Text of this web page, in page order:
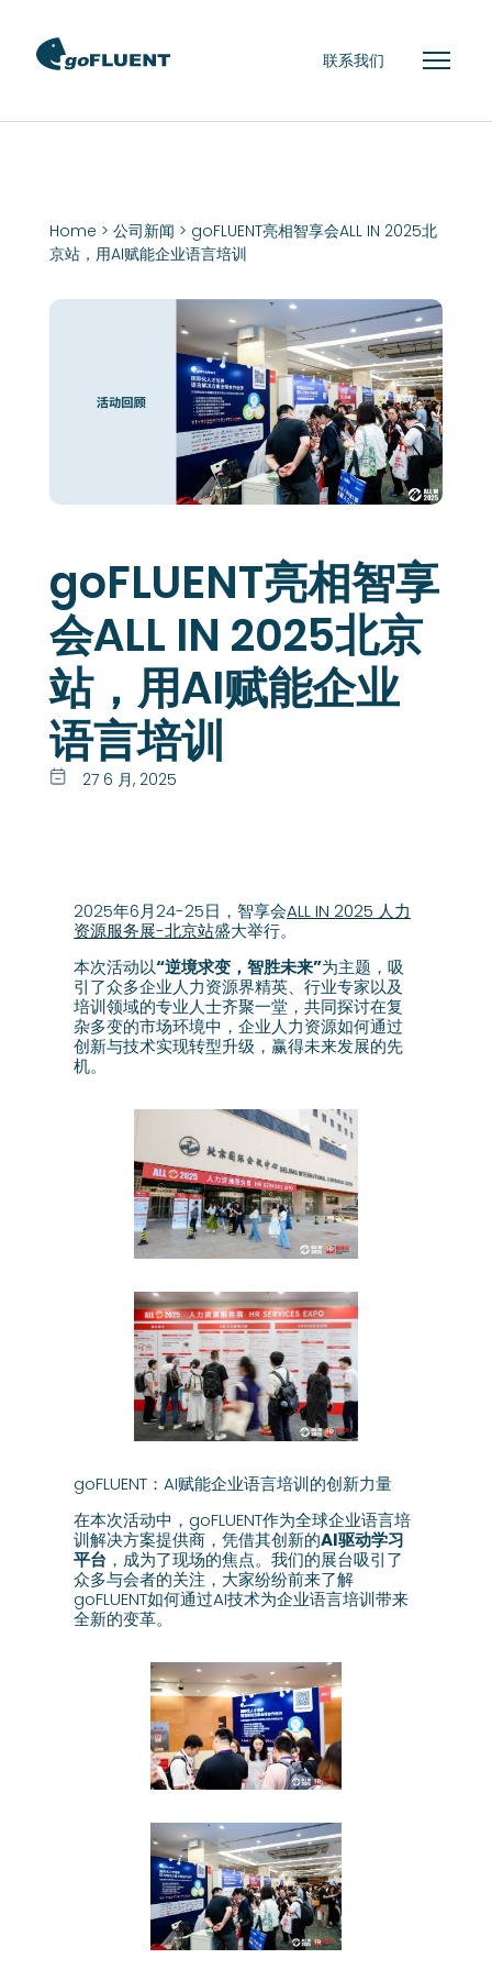
联系我们
goFLUENT亮相智享
会ALL IN 2025北京
站，用AI赋能企业
语言培训
27 6 月, 2025
Home >公司新闻 > goFLUENT亮相智享会ALL IN 2025北
京站，用AI赋能企业语言培训
2025年6月24-25日，智享会ALL IN 2025 人力
资源服务展-北京站盛大举行。
本次活动以“逆境求变，智胜未来”为主题，吸
引了众多企业人力资源界精英、行业专家以及
培训领域的专业人士齐聚一堂，共同探讨在复
杂多变的市场环境中，企业人力资源如何通过
创新与技术实现转型升级，赢得未来发展的先
机。
goFLUENT：AI赋能企业语言培训的创新力量
在本次活动中，goFLUENT作为全球企业语言培
训解决方案提供商，凭借其创新的AI驱动学习
平台 ，成为了现场的焦点。我们的展台吸引了
众多与会者的关注，大家纷纷前来了解
goFLUENT如何通过AI技术为企业语言培训带来
全新的变革。